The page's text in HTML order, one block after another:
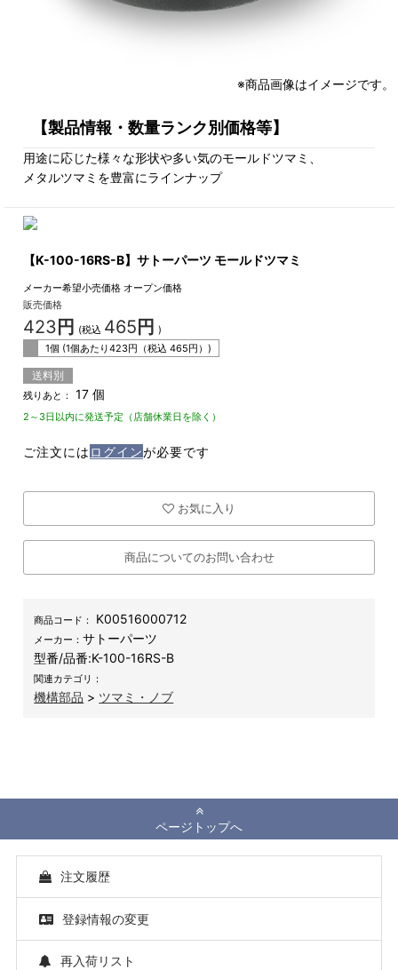
※商品画像はイメージです。
【製品情報・数量ランク別価格等】
用途に応じた様々な形状や多い気のモールドツマミ、
メタルツマミを豊富にラインナップ
【K-100-16RS-B】サトーパーツ モールドツマミ
メーカー希望小売価格 オープン価格
販売価格
423 円 (税込 465 円 )
1個 (1個あたり423円（税込465円）)
送料別
残りあと： 17 個
2～3日以内に発送予定（店舗休業日を除く）
ご注文には ログインが必要です
お気に入り
商品についてのお問い合わせ
商品コード： K00516000712
メーカー：サトーパーツ
型番/品番:K-100-16RS-B
関連カテゴリ：
機構部品 > ツマミ・ノブ
ページトップへ
注文履歴
登録情報の変更
再入荷リスト